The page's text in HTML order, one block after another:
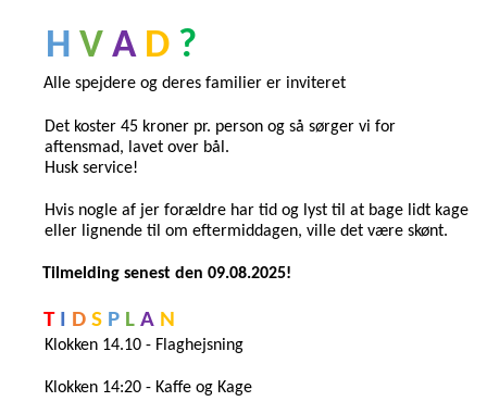
H V A D ?
Alle spejdere og deres familier er inviteret
Det koster 45 kroner pr. person og så sørger vi for
aftensmad, lavet over bål.
Husk service!
Hvis nogle af jer forældre har tid og lyst til at bage lidt kage
eller lignende til om eftermiddagen, ville det være skønt.
Tilmelding senest den 09.08.2025!
T D S P L A N
Klokken 14.10 - Flaghejsning
Klokken 14:20 - Kaffe og Kage